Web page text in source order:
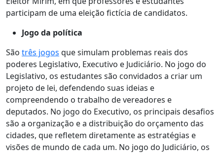
participam de uma eleição fictícia de candidatos.
Jogo da política
São três jogos que simulam problemas reais dos
poderes Legislativo, Executivo e Judiciário. No jogo do
Legislativo, os estudantes são convidados a criar um
projeto de lei, defendendo suas ideias e
compreendendo o trabalho de vereadores e
deputados. No jogo do Executivo, os principais desafios
são a organização e a distribuição do orçamento das
cidades, que refletem diretamente as estratégias e
visões de mundo de cada um. No jogo do Judiciário, os